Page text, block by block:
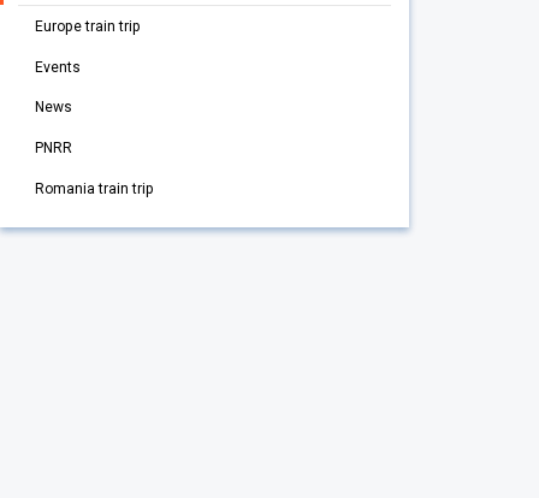
Europe train trip
Events
News
PNRR
Romania train trip